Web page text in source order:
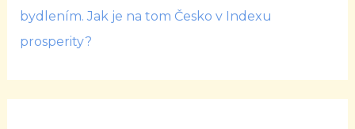
bydlením. Jak je na tom Česko v Indexu
prosperity?